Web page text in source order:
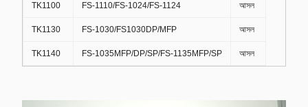
TK1100 FS-1110/FS-1024/FS-1124 আসল
TK1130 FS-1030/FS1030DP/MFP আসল
TK1140 FS-1035MFP/DP/SP/FS-1135MFP/SP আসল